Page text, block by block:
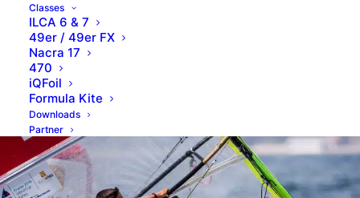
Classes
ILCA 6 & 7
49er / 49er FX
Nacra 17
470
iQFoil
Formula Kite
Downloads
Partner